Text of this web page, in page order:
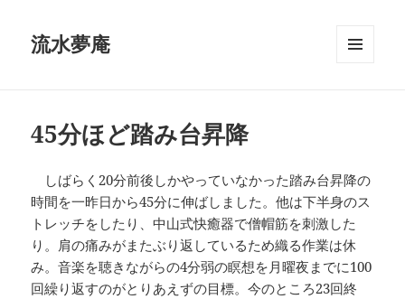
流水夢庵
45分ほど踏み台昇降
しばらく20分前後しかやっていなかった踏み台昇降の
時間を一昨日から45分に伸ばしました。他は下半身のス
トレッチをしたり、中山式快癒器で僧帽筋を刺激した
り。肩の痛みがまたぶり返しているため織る作業は休
み。音楽を聴きながらの4分弱の瞑想を月曜夜までに100
回繰り返すのがとりあえずの目標。今のところ23回終